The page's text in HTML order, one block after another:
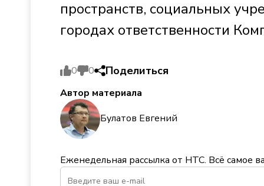
пространств, социальных
городах ответственности
0 0 Поделиться
Автор материала
Булатов Евгений
Еженедельная рассылка от НТС. Всё самое